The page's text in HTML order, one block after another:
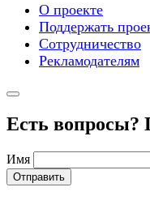
О проекте
Поддержать
Сотрудничество
Рекламодателям
Есть
Имя